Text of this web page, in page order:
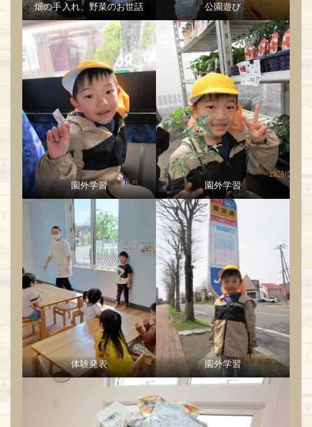
畑の手入れ、野菜のお世話
公園遊び
園外学習 園外学習
体験発表 園外学習